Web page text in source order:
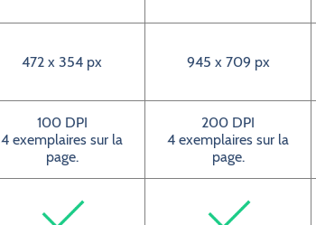
472 x 354 px 945 x 709 px
100 DPI
4 exemplaires sur la
page.
200 DPI
4 exemplaires sur la
page.